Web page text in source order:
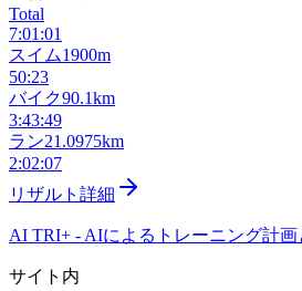
Total
7:01:01
スイム1900m
50:23
バイク90.1km
3:43:49
ラン21.0975km
2:02:07
リザルト詳細
AI TRI+ - AIによるトレーニング計
サイト内